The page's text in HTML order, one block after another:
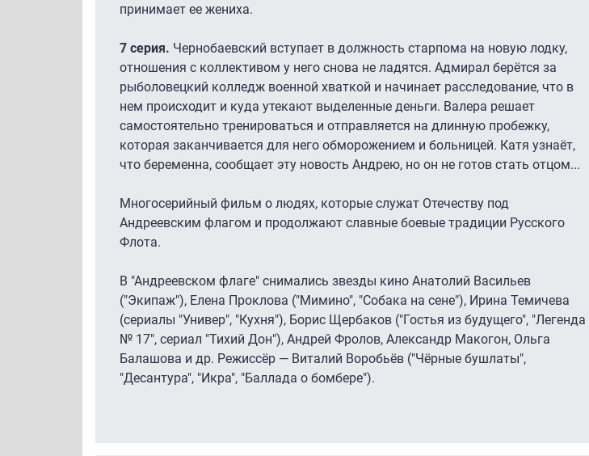
принимает ее жениха.
7 серия. Чернобаевский вступает в должность старпома на новую лодку,
отношения с коллективом у него снова не ладятся. Адмирал берётся за
рыболовецкий колледж военной хваткой и начинает расследование, что в
нем происходит и куда утекают выделенные деньги. Валера решает
самостоятельно тренироваться и отправляется на длинную пробежку,
которая заканчивается для него обморожением и больницей. Катя узнаёт,
что беременна, сообщает эту новость Андрею, но он не готов стать отцом...
Многосерийный фильм о людях, которые служат Отечеству под
Андреевским флагом и продолжают славные боевые традиции Русского
Флота.
В "Андреевском флаге" снимались звезды кино Анатолий Васильев
("Экипаж"), Елена Проклова ("Мимино", "Собака на сене"), Ирина Темичева
(сериалы "Универ", "Кухня"), Борис Щербаков ("Гостья из будущего", "Легенда
№ 17", сериал "Тихий Дон"), Андрей Фролов, Александр Макогон, Ольга
Балашова и др. Режиссёр — Виталий Воробьёв ("Чёрные бушлаты",
"Десантура", "Икра", "Баллада о бомбере").